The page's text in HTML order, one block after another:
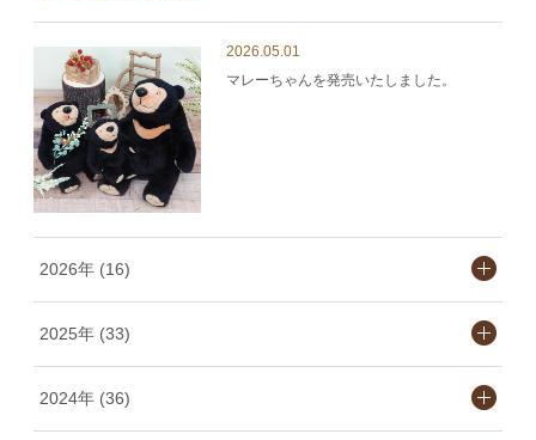
2026.05.01
マレーちゃんを発売いたしました。
2026年 (16)
2025年 (33)
2024年 (36)